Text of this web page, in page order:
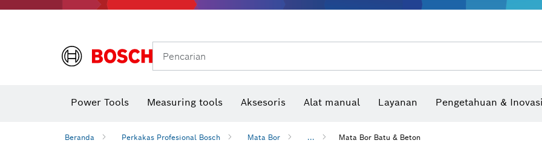
Pencarian
Power Tools Measuring tools Aksesoris Alat manual Layanan Pengetahuan & Inovasi
Beranda Perkakas Profesional Bosch Mata Bor ... Mata Bor Batu & Beton